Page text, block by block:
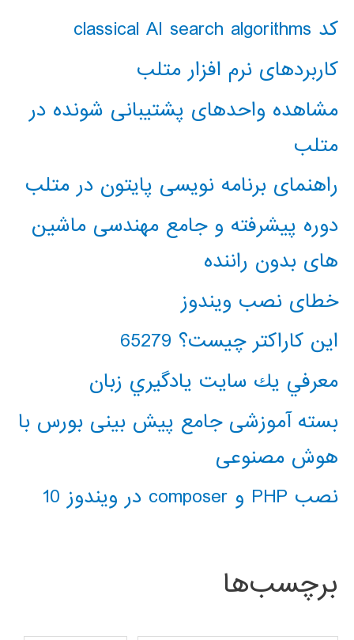
کد classical AI search algorithms
کاربردهای نرم افزار متلب
مشاهده واحدهای پشتیبانی شونده در
متلب
راهنمای برنامه نویسی پایتون در متلب
دوره پیشرفته و جامع مهندسی ماشین
های بدون راننده
خطای نصب ویندوز
این کاراکتر چیست؟ 65279
معرفي يك سايت يادگيري زبان
بسته آموزشی جامع پیش بینی بورس با
هوش مصنوعی
نصب PHP و composer در ویندوز 10
برچسب‌ها